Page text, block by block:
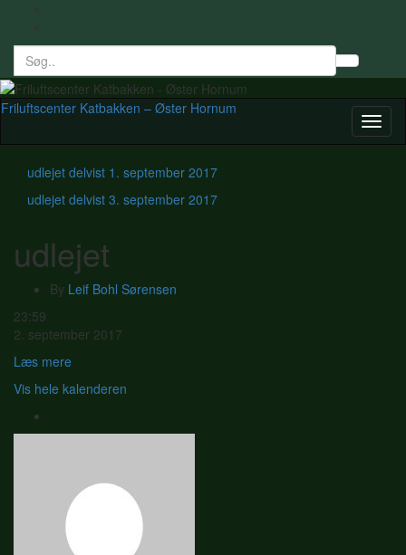
form
Search
for:
Friluftscenter Katbakken – Øster Hornum
udlejet delvist 1. september 2017
udlejet delvist 3. september 2017
udlejet
By Leif Bohl Sørensen
udlejet
23:59
2. september 2017
Læs mere
Vis hele kalenderen